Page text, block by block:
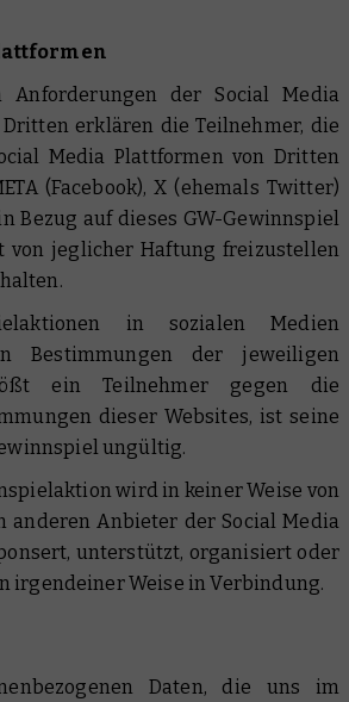
Anforderungen der Social Media
erklären die Teilnehmer, die
Media Plattformen von Dritten
(Facebook), X (ehemals Twitter)
Bezug auf dieses GW-Gewinnspiel
von jeglicher Haftung freizustellen
in sozialen Medien
Bestimmungen der jeweiligen
ein Teilnehmer gegen die
dieser Websites, ist seine
ungültig.
wird in keiner Weise von
anderen Anbieter der Social Media
unterstützt, organisiert oder
irgendeiner Weise in Verbindung.
Daten, die uns im